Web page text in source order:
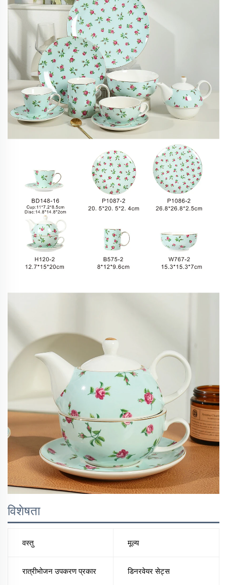
विशेषता
वस्तु मूल्य
रात्रीभोजन उपकरण प्रकार डिनरवेयर सेट्स